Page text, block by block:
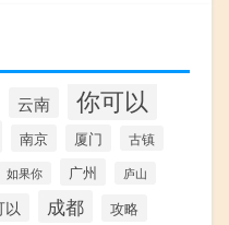
云南 你可以
南京 厦门 古镇
如果你 广州 庐山
以 成都 攻略